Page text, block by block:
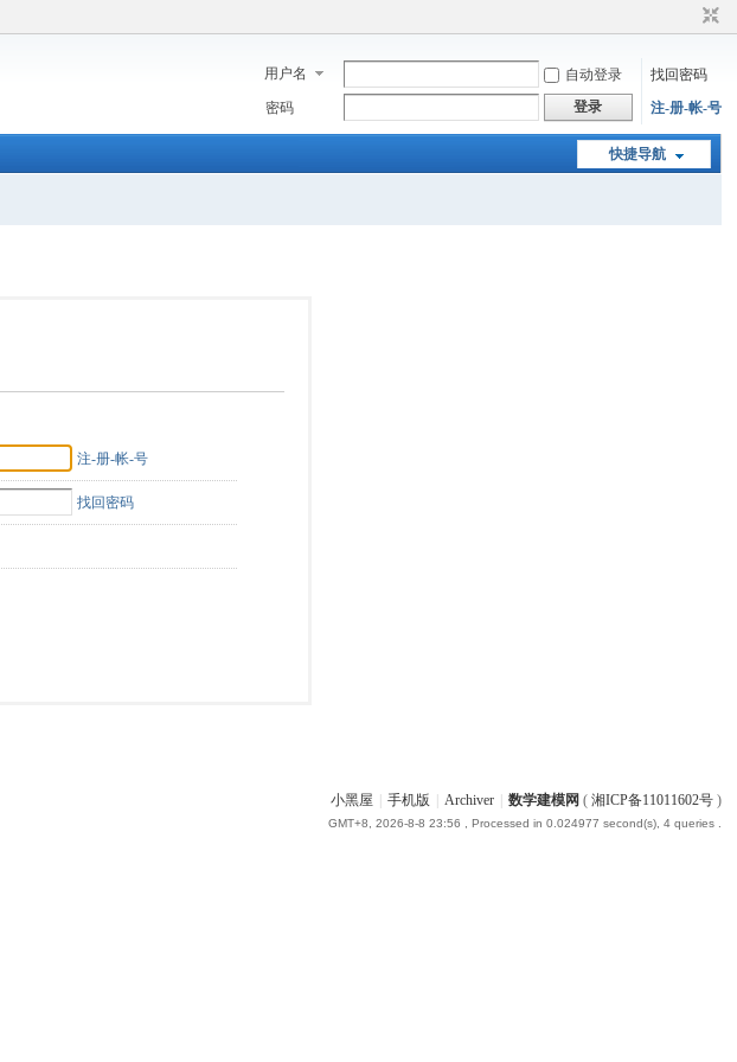
用户名 自动登录
找回密码
密码
登录 注-册-帐-号
快捷导航
注-册-帐-号
找回密码
小黑屋 手机版 Archiver 数学建模网 ( 湘ICP备11011602号)
GMT+8, 2026-8-8 23:56 , Processed in 0.024977 second(s), 4 queries .